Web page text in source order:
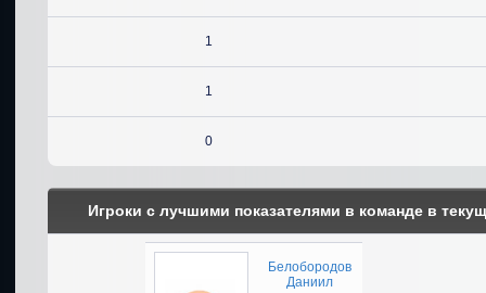
1
1
0
Игроки с лучшими показателями в команде в
Белобородов
Даниил